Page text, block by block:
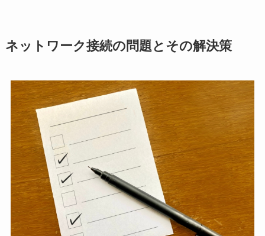
ネットワーク接続の問題とその解決策